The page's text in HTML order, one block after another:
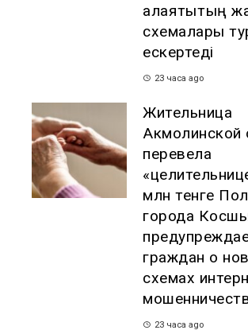
алаяқтықтың
схемалары
ескертеді
23 часа ago
Жительница
Акмолинской
перевела
млн тенге
города
граждан о
схемах
23 часа ago